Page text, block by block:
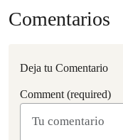
Comentarios
Deja tu Comentario
Comment (required)